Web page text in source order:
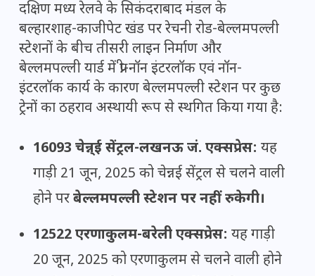
दक्षिण मध्य रेलवे के सिकंदराबाद मंडल के
बल्हारशाह-काजीपेट खंड पर रेचनी रोड-बेल्लमपल्ली
स्टेशनों के बीच तीसरी लाइन निर्माण और
बेल्लमपल्ली यार्ड में प्री-नॉन इंटरलॉक एवं नॉन-
इंटरलॉक कार्य के कारण बेल्लमपल्ली स्टेशन पर कुछ
ट्रेनों का ठहराव अस्थायी रूप से स्थगित किया गया है:
16093 चेन्न्ई सेंट्रल-लखनऊ जं. एक्सप्रेस: यह
गाड़ी 21 जून, 2025 को चेन्नई सेंट्रल से चलने वाली
होने परबेल्लमपल्ली स्टेशन पर नहीं रुकेगी।
12522 एरणाकुलम-बरेली एक्सप्रेस: यह गाड़ी
20 जून, 2025 को एरणाकुलम से चलने वाली होने